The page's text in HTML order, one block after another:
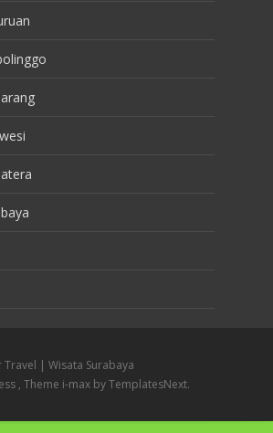
| Wisata Surabaya
, Theme i-max by TemplatesNext.